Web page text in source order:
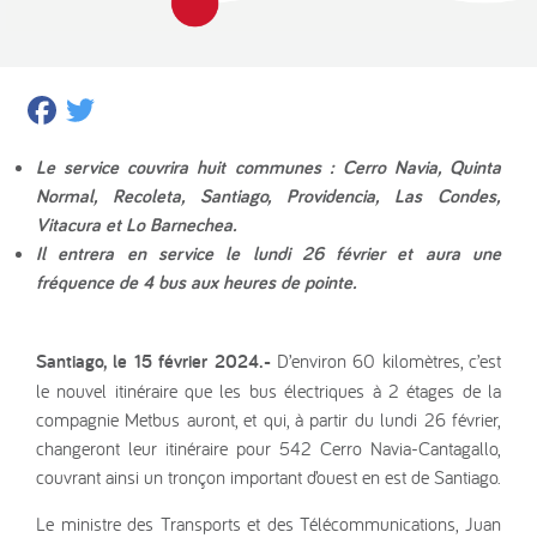
Facebook
Le service couvrira huit communes : Cerro Navia, Quinta
Normal, Recoleta, Santiago, Providencia, Las Condes,
Vitacura et Lo Barnechea.
Il entrera en service le lundi 26 février et aura une
fréquence de 4 bus aux heures de pointe.
Santiago, le 15 février 2024.-D’environ 60 kilomètres, c’est
le nouvel itinéraire que les bus électriques à 2 étages de la
compagnie Metbus auront, et qui, à partir du lundi 26 février,
changeront leur itinéraire pour 542 Cerro Navia-Cantagallo,
couvrant ainsi un tronçon important d’ouest en est de Santiago.
Le ministre des Transports et des Télécommunications, Juan